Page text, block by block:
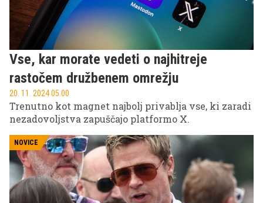
Vse, kar morate vedeti o najhitreje
rastočem družbenem omrežju
20. 11. 2024 05.00
Trenutno kot magnet najbolj privablja vse, ki zaradi
nezadovoljstva zapuščajo platformo X.
NOVICE